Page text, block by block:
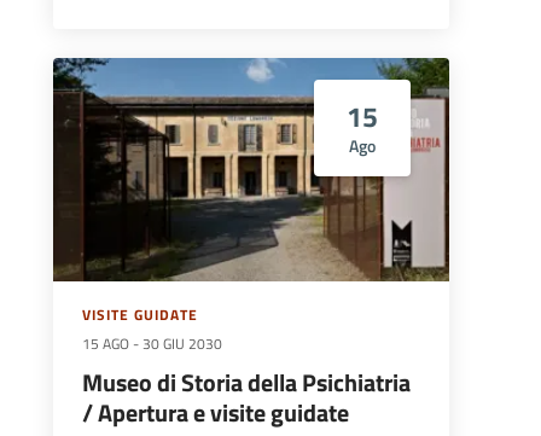
15
Ago
VISITE GUIDATE
15 AGO -30 GIU 2030
Museo di Storia della Psichiatria
/ Apertura e visite guidate